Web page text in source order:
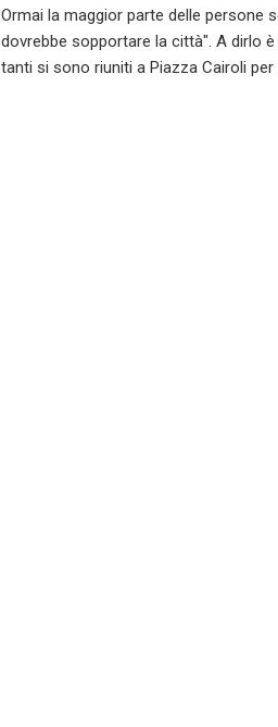
Ormai la maggior parte delle persone
dovrebbe sopportare la città". A dirlo
tanti si sono riuniti a Piazza Cairoli